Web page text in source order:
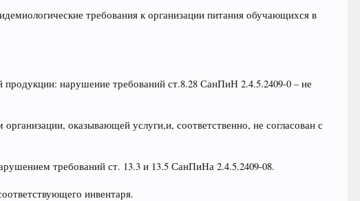
требования к организации питания обучающихся в
нарушение требований ст.8.28 СанПиН 2.4.5.2409-0 – не
оказывающей услуги,и, соответственно, не согласован с
требований ст. 13.3 и 13.5 СанПиНа 2.4.5.2409-08.
инвентаря.